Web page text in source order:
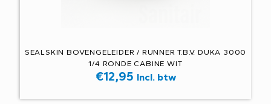
SEALSKIN BOVENGELEIDER / RUNNER T.B.V. DUKA 3000
1/4 RONDE CABINE WIT
€12,95 Incl. btw